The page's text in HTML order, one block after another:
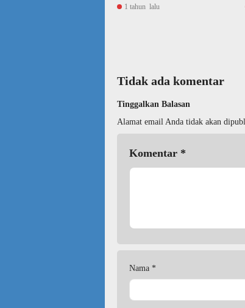
1 tahun lalu
Tidak ada komentar
Tinggalkan Balasan
Alamat email Anda tidak akan
Komentar *
Nama *